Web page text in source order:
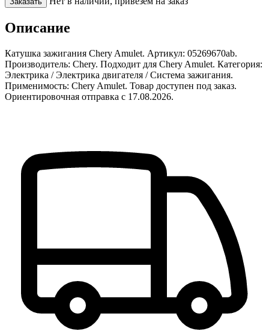
Описание
Катушка зажигания Chery Amulet. Артикул: 05269670ab.
Производитель: Chery. Подходит для Chery Amulet. Категория:
Электрика / Электрика двигателя / Система зажигания.
Применимость: Chery Amulet. Товар доступен под заказ.
Ориентировочная отправка с 17.08.2026.